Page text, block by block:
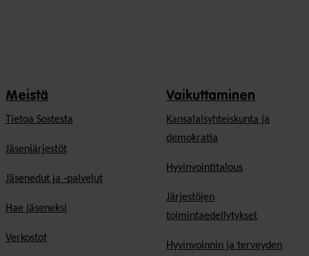
Meistä
Tietoa Sostesta
Jäsenjärjestöt
Jäsenedut ja -palvelut
Hae jäseneksi
Verkostot
Vaikuttaminen
Kansalaisyhteiskunta ja
demokratia
Hyvinvointitalous
Järjestöjen
toimintaedellytykset
Hyvinvoinnin ja terveyden